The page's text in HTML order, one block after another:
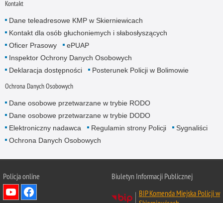
Kontakt
Dane teleadresowe KMP w Skierniewicach
Kontakt dla osób głuchoniemych i słabosłyszących
Oficer Prasowy
ePUAP
Inspektor Ochrony Danych Osobowych
Deklaracja dostępności
Posterunek Policji w Bolimowie
Ochrona Danych Osobowych
Dane osobowe przetwarzane w trybie RODO
Dane osobowe przetwarzane w trybie DODO
Elektroniczny nadawca
Regulamin strony Policji
Sygnaliści
Ochrona Danych Osobowych
Policja online
Biuletyn Informacji Publicznej
BIP Komenda Miejska Policji w